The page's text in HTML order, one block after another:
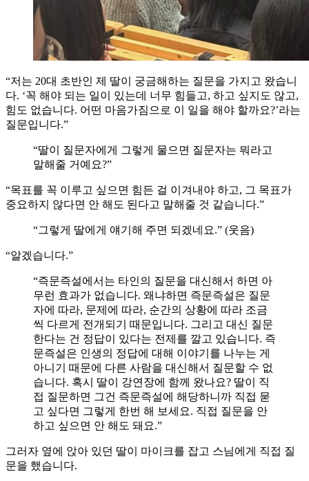
“저는 20대 초반인 제 딸이 궁금해하는 질문을 가지고 왔습니
다. ‘꼭 해야 되는 일이 있는데 너무 힘들고, 하고 싶지도 않고,
힘도 없습니다. 어떤 마음가짐으로 이 일을 해야 할까요?’라는
질문입니다.”
“딸이 질문자에게 그렇게 물으면 질문자는 뭐라고
말해줄 거예요?”
“목표를 꼭 이루고 싶으면 힘든 걸 이겨내야 하고, 그 목표가
중요하지 않다면 안 해도 된다고 말해줄 것 같습니다.”
“그렇게 딸에게 얘기해 주면 되겠네요.” (웃음)
“알겠습니다.”
“즉문즉설에서는 타인의 질문을 대신해서 하면 아
무런 효과가 없습니다. 왜냐하면 즉문즉설은 질문
자에 따라, 문제에 따라, 순간의 상황에 따라 조금
씩 다르게 전개되기 때문입니다. 그리고 대신 질문
한다는 건 정답이 있다는 전제를 깔고 있습니다. 즉
문즉설은 인생의 정답에 대해 이야기를 나누는 게
아니기 때문에 다른 사람을 대신해서 질문할 수 없
습니다. 혹시 딸이 강연장에 함께 왔나요? 딸이 직
접 질문하면 그건 즉문즉설에 해당하니까 직접 묻
고 싶다면 그렇게 한번 해 보세요. 직접 질문을 안
하고 싶으면 안 해도 돼요.”
그러자 옆에 앉아 있던 딸이 마이크를 잡고 스님에게 직접 질
문을 했습니다.